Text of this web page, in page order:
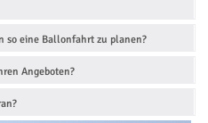
so eine Ballonfahrt zu planen?
Angeboten?